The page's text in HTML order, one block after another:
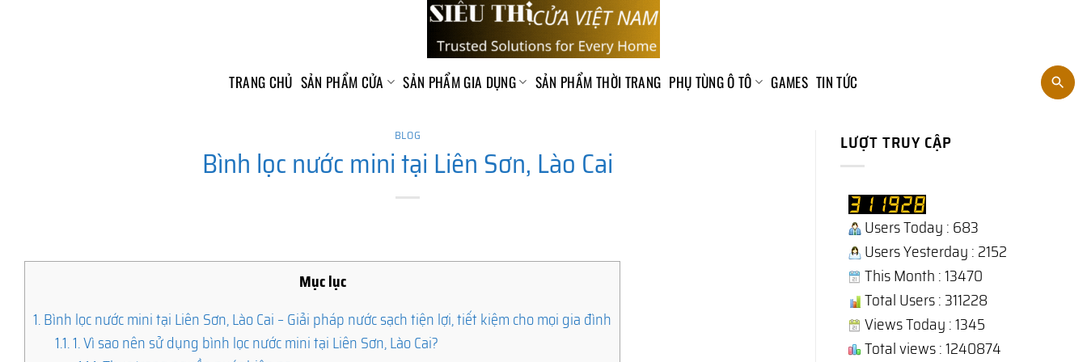
TRANG CHỦ SẢN PHẨM CỬA SẢN PHẨM GIA DỤNG SẢN PHẨM THỜI TRANG PHỤ TÙNG Ô TÔ GAMES TIN TỨC
BLOG
Bình lọc nước mini tại Liên Sơn, Lào Cai
Mục lục
1.Bình lọc nước mini tại Liên Sơn, Lào Cai – Giải pháp nước sạch tiện lợi, tiết kiệm cho mọi gia đình
1.1.1. Vì sao nên sử dụng bình lọc nước mini tại Liên Sơn, Lào Cai?
LƯỢT TRUY CẬP
Users Today : 683
Users Yesterday : 2152
This Month : 13470
Total Users : 311228
Views Today : 1345
Total views : 1240874